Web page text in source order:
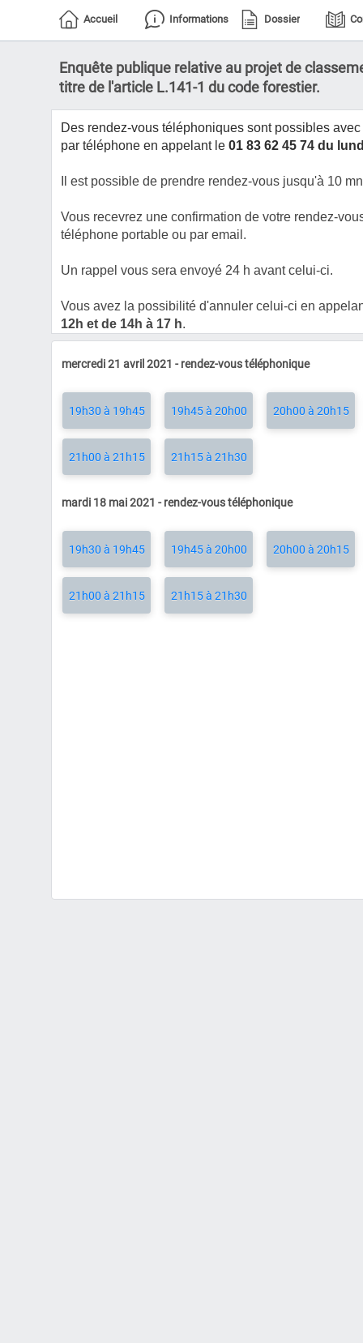
Accueil Informations Dossier
Enquête publique relative au projet de
titre de l'article L.141-1 du code forestier.
Des rendez-vous téléphoniques sont possibles
par téléphone en appelant le 01 83 62 45 74 du
Il est possible de prendre rendez-vous jusqu'à 10
Vous recevrez une confirmation de votre rendez-
téléphone portable ou par email.
Un rappel vous sera envoyé 24 h avant celui-ci.
Vous avez la possibilité d'annuler celui-ci en
12h et de 14h à 17 h.
mercredi 21 avril 2021 - rendez-vous téléphonique
19h30 à 19h45 19h45 à 20h00 20h00 à 20h15
21h00 à 21h15 21h15 à 21h30
mardi 18 mai 2021 - rendez-vous téléphonique
19h30 à 19h45 19h45 à 20h00 20h00 à 20h15
21h00 à 21h15 21h15 à 21h30